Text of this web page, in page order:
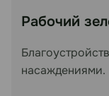
Рабочий
насаждениями.